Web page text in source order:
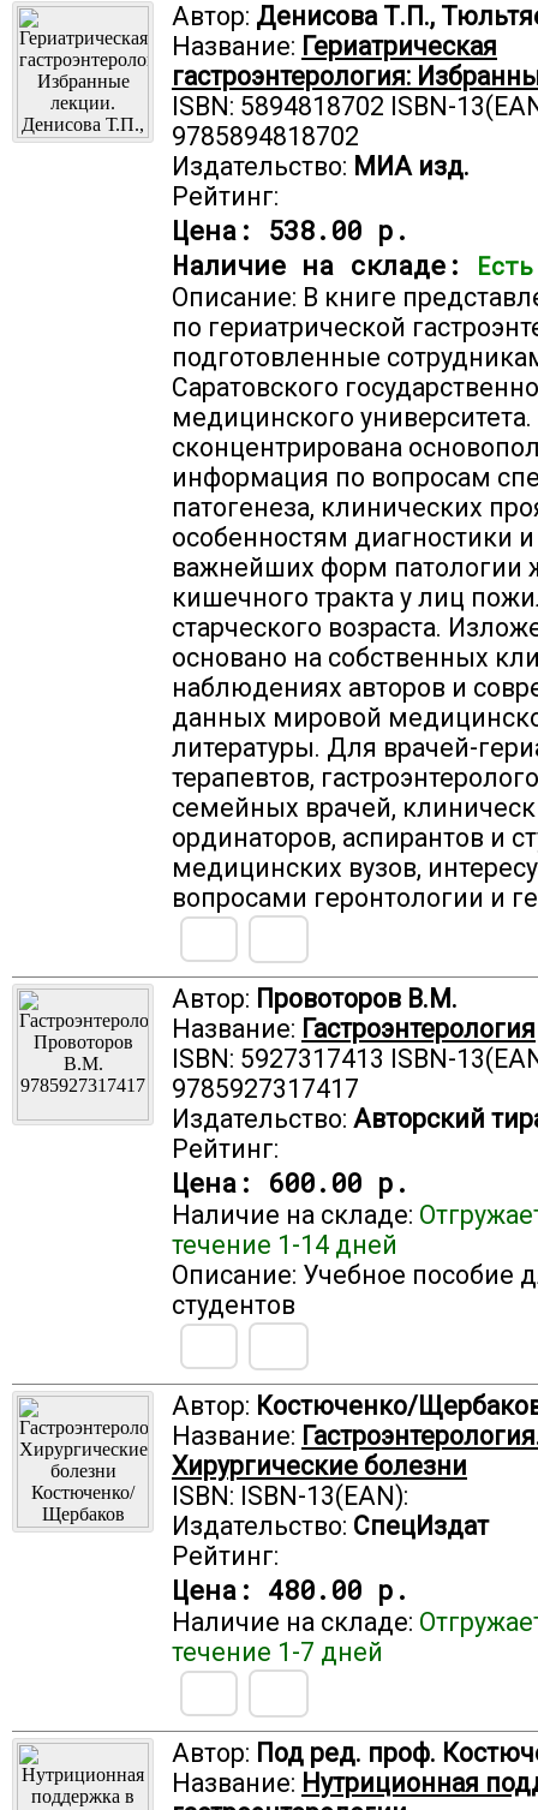
Автор: Денисова Т.П.,
Название: Гериатрическая
гастроэнтерология:
ISBN: 5894818702 ISBN-
9785894818702
Издательство: МИА изд.
Рейтинг:
Цена: 538.00 р.
Наличие на складе:
Есть
Описание: В книге
по гериатрической
подготовленные
Саратовского
медицинского
сконцентрирована
информация по вопросам
патогенеза, клинических
особенностям диагностики
важнейших форм патологии
кишечного тракта у лиц
старческого возраста.
основано на собственных
наблюдениях авторов и
данных мировой
литературы. Для врачей-
терапевтов,
семейных врачей,
ординаторов, аспирантов и
медицинских вузов,
вопросами геронтологии и
Автор: Провоторов В.М.
Название: Гастроэнтерология
ISBN: 5927317413 ISBN-
9785927317417
Издательство: Авторский
Рейтинг:
Цена: 600.00 р.
Наличие на складе:
течение 1-14 дней
Описание: Учебное пособие
студентов
Автор: Костюченко/
Название:
Хирургические болезни
ISBN: ISBN-13(EAN):
Издательство: СпецИздат
Рейтинг:
Цена: 480.00 р.
Наличие на складе:
течение 1-7 дней
Автор: Под ред. проф.
Название: Нутриционная